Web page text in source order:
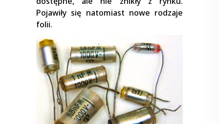
Pojawiły się natomiast nowe rodzaje
folii.